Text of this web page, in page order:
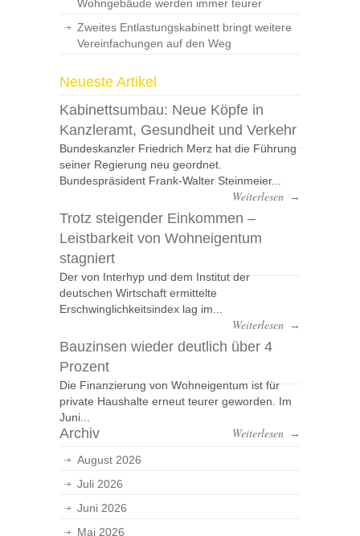
Wohngebäude werden immer teurer
Zweites Entlastungskabinett bringt weitere
Vereinfachungen auf den Weg
Neueste Artikel
Kabinettsumbau: Neue Köpfe in
Kanzleramt, Gesundheit und Verkehr
Bundeskanzler Friedrich Merz hat die Führung
seiner Regierung neu geordnet.
Bundespräsident Frank-Walter Steinmeier...
Weiterlesen →
Trotz steigender Einkommen –
Leistbarkeit von Wohneigentum
stagniert
Der von Interhyp und dem Institut der
deutschen Wirtschaft ermittelte
Erschwinglichkeitsindex lag im...
Weiterlesen →
Bauzinsen wieder deutlich über 4
Prozent
Die Finanzierung von Wohneigentum ist für
private Haushalte erneut teurer geworden. Im
Juni...
Weiterlesen →
Archiv
August 2026
Juli 2026
Juni 2026
Mai 2026